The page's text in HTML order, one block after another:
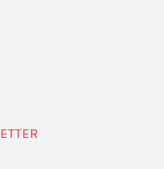
de las metrópolis.
el Centre d’art Santa
tiene un rostro bonito
la propaganda y abierto a
cómo propuestas que